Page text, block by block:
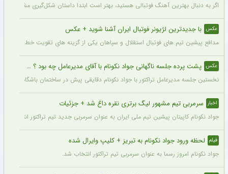
اخبار ماجراجویی ستاره جنجالی پرسپولیس در فوتبال ایران ادامه دارد + جزئیات
رضا شکاری که فصل گذشته پیراهن پرسپولیس را بر تن داشت، پس از پایان همکاری با
اخبار سرمربی ناکام استقلالی در تیم ملی آفتابی شد + جزئیات
پیتسو موسیمانه، سرمربی سابق استقلال با توافق فدراسیون فوتبال آفریقای جنوبی
اخبار از چوب تاک برای چشم زخم تا جوراب شانس؛ عقاید عجیب فوتبالیست‌ها!
از پوشیدن یک جوراب خاص و ورود با پای راست به زمین گرفته تا صحبت کردن با تیرک
اخبار آهنگ‌هایی که در تاریخ فوتبال ماندگار شدند؛ از ورزشگاه‌های اروپا تا جام جهانی
اگر به دنبال بهترین آهنگ فوتبالی هستید، بهتر است ابتدا داستان شکل‌گیری مشهورترین
عکس با جدیدترین لژیونر فوتبال ایران آشنا شوید + عکس